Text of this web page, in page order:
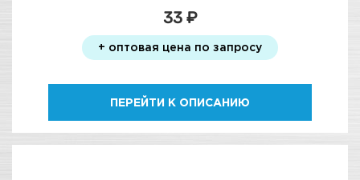
33 ₽
+ оптовая цена по запросу
ПЕРЕЙТИ К ОПИСАНИЮ